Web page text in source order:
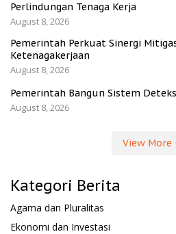
Perlindungan Tenaga Kerja
August 8, 2026
Pemerintah Perkuat Sinergi
Ketenagakerjaan
August 8, 2026
Pemerintah Bangun Sistem
August 8, 2026
View More
Kategori Berita
Agama dan Pluralitas
Ekonomi dan Investasi